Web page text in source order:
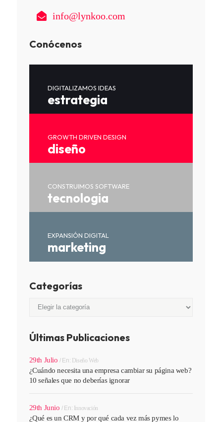
info@lynkoo.com
Conócenos
DIGITALIZAMOS IDEAS
estrategia
GROWTH DRIVEN DESIGN
diseño
CONSTRUIMOS SOFTWARE
tecnologia
EXPANSIÓN DIGITAL
marketing
Categorías
Categorías
Últimas Publicaciones
29th JulioEn: Diseño Web
¿Cuándo necesita una empresa cambiar su página web?
10 señales que no deberías ignorar
29th JunioEn: Innovación
¿Qué es un CRM y por qué cada vez más pymes lo